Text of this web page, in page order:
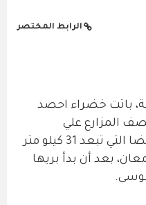
الرابط المختصر
باتت خضراء احصد
المزارع علي
العمارين ارضه في منطقة البيضا التي تبعد 31 كيلو متر
بعد أن بدأ بريها
موسى.